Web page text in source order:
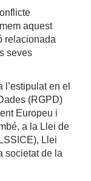
aquest
relacionada
seves
en el
(RGPD)
Europeu i
a la Llei de
Llei
societat de la